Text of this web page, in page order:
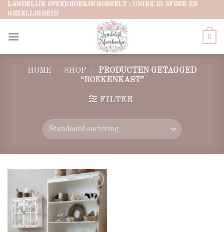
Ga
naar
LANDELIJK SFEERHOEKJE HOESELT : UNIEK IN SFEER EN
GEZELLIGHEID
0
HOME / SHOP /
PRODUCTEN GETAGGED
“BOEKENKAST”
FILTER
Add to
wishlist